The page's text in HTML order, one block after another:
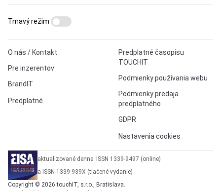
O nás / Kontakt
Pre inzerentov
BrandIT
Predplatné
Predplatné časopisu
TOUCHIT
Podmienky používania webu
Podmienky predaja
predplatného
GDPR
Nastavenia cookies
Tmavý režim
aktualizované denne: ISSN 1339-9497 (online)
a ISSN 1339-939X (tlačené vydanie)
Copyright © 2026 touchIT, s.r.o., Bratislava.